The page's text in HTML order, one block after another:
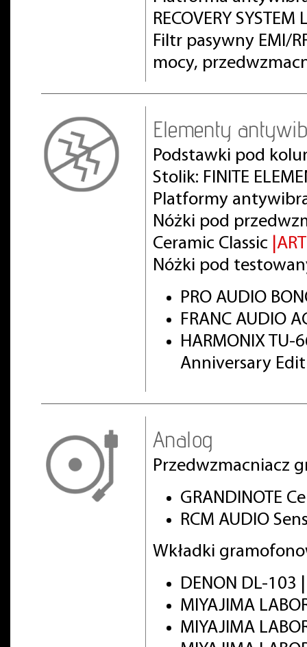
RECOVERY
Filtr pasywny EMI/
mocy,
Elementy
Podstawki pod
Stolik: FINITE
Platformy
Nóżki pod
Ceramic Classic
Nóżki pod
PRO AUDIO
FRANC AUDIO
HARMONIX TU-
Anniversary
Analog
Przedwzmacniacz
GRANDINOTE
RCM AUDIO
Wkładki
DENON DL-103
MIYAJIMA
MIYAJIMA